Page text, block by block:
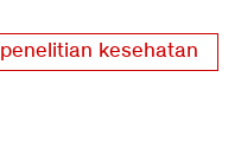
penelitian kesehatan